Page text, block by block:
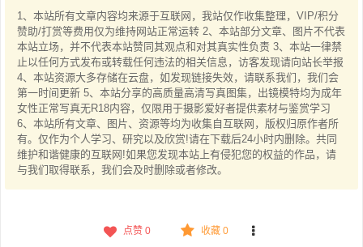
1、本站所有文章内容均来源于互联网，我站仅作收集整理，VIP/积分
赞助/打赏等费用仅为维持网站正常运转 2、本站部分文章、图片不代表
本站立场，并不代表本站赞同其观点和对其真实性负责 3、本站一律禁
止以任何方式发布或转载任何违法的相关信息，访客发现请向站长举报
4、本站资源大多存储在云盘，如发现链接失效，请联系我们，我们会
第一时间更新 5、本站分享的高质量高清写真图集，出镜模特均为成年
女性正常写真无R18内容，仅限用于摄影爱好者提供素材与鉴赏学习
6、本站所有文章、图片、资源等均为收集自互联网，版权归原作者所
有。仅作为个人学习、研究以及欣赏!请在下载后24小时内删除。共同
维护和谐健康的互联网!如果您发现本站上有侵犯您的权益的作品，请
与我们取得联系，我们会及时删除或者修改。
点赞 0 收藏 0